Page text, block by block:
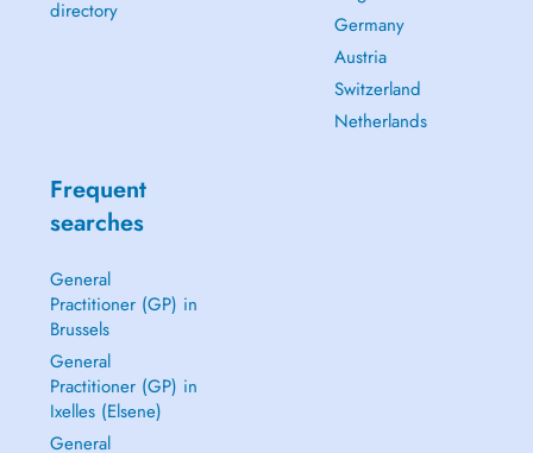
directory
Germany
Austria
Switzerland
Netherlands
Frequent
searches
General
Practitioner (GP) in
Brussels
General
Practitioner (GP) in
Ixelles (Elsene)
General